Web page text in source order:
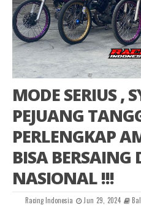
MODE SERIUS ,
PEJUANG
PERLENGKAP
BISA BERSAING
NASIONAL !!!
Racing Indonesia Jun 29, 2024